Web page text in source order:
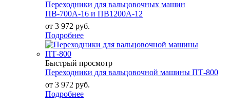
Переходники для вальцовочных машин
ПВ-700А-16 и ПВ1200А-12
от 3 972 руб.
Подробнее
Быстрый просмотр
Переходники для вальцовочной машины ПТ-800
от 3 972 руб.
Подробнее